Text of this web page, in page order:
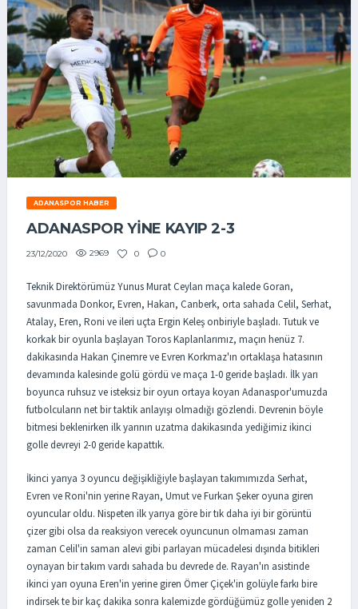
ADANASPOR HABER
ADANASPOR YINE KAYIP 2-3
23/12/2020 2969 0 0
Teknik Direktörümüz Yunus Murat Ceylan maça kalede Goran,
savunmada Donkor, Evren, Hakan, Canberk, orta sahada Celil, Serhat,
Atalay, Eren, Roni ve ileri uçta Ergin Keleş onbiriyle başladı. Tutuk ve
korkak bir oyunla başlayan Toros Kaplanlarımız, maçın henüz 7.
dakikasında Hakan Çinemre ve Evren Korkmaz'ın ortaklaşa hatasının
devamında kalesinde golü gördü ve maça 1-0 geride başladı. İlk yarı
boyunca ruhsuz ve isteksiz bir oyun ortaya koyan Adanaspor'umuzda
futbolcuların net bir taktik anlayışı olmadığı gözlendi. Devrenin böyle
bitmesi beklenirken ilk yarının uzatma dakikasında yediğimiz ikinci
golle devreyi 2-0 geride kapattık.
İkinci yarıya 3 oyuncu değişikliğiyle başlayan takımımızda Serhat,
Evren ve Roni'nin yerine Rayan, Umut ve Furkan Şeker oyuna giren
oyuncular oldu. Nispeten ilk yarıya göre bir tık daha iyi bir görüntü
çizer gibi olsa da reaksiyon verecek oyuncunun olmaması zaman
zaman Celil'in saman alevi gibi parlayan mücadelesi dışında bitikleri
oynayan bir takım vardı sahada bu devrede de. Rayan'ın asistinde
ikinci yarı oyuna Eren'in yerine giren Ömer Çiçek'in golüyle farkı bire
indirsek te bir kaç dakika sonra kalemizde gördüğümüz golle yeniden 2